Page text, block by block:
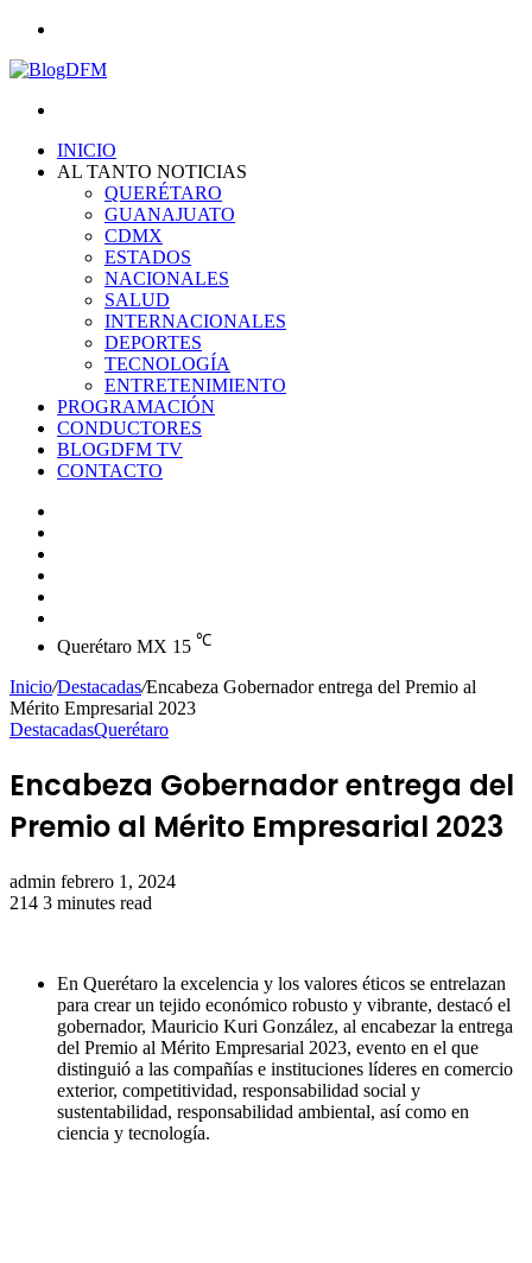
INICIO
AL TANTO NOTICIAS
QUERÉTARO
GUANAJUATO
CDMX
ESTADOS
NACIONALES
SALUD
INTERNACIONALES
DEPORTES
TECNOLOGÍA
ENTRETENIMIENTO
PROGRAMACIÓN
CONDUCTORES
BLOGDFM TV
CONTACTO
Querétaro MX 15 ℃
Inicio/Destacadas/Encabeza Gobernador entrega del Premio al
Mérito Empresarial 2023
DestacadasQuerétaro
Encabeza Gobernador entrega del
Premio al Mérito Empresarial 2023
admin Send
an
febrero 1, 2024
214 3 minutes read
En Querétaro la excelencia y los valores éticos se entrelazan
para crear un tejido económico robusto y vibrante, destacó el
gobernador, Mauricio Kuri González, al encabezar la entrega
del Premio al Mérito Empresarial 2023, evento en el que
distinguió a las compañías e instituciones líderes en comercio
exterior, competitividad, responsabilidad social y
sustentabilidad, responsabilidad ambiental, así como en
ciencia y tecnología.